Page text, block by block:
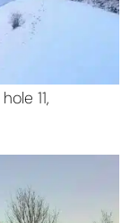
11,